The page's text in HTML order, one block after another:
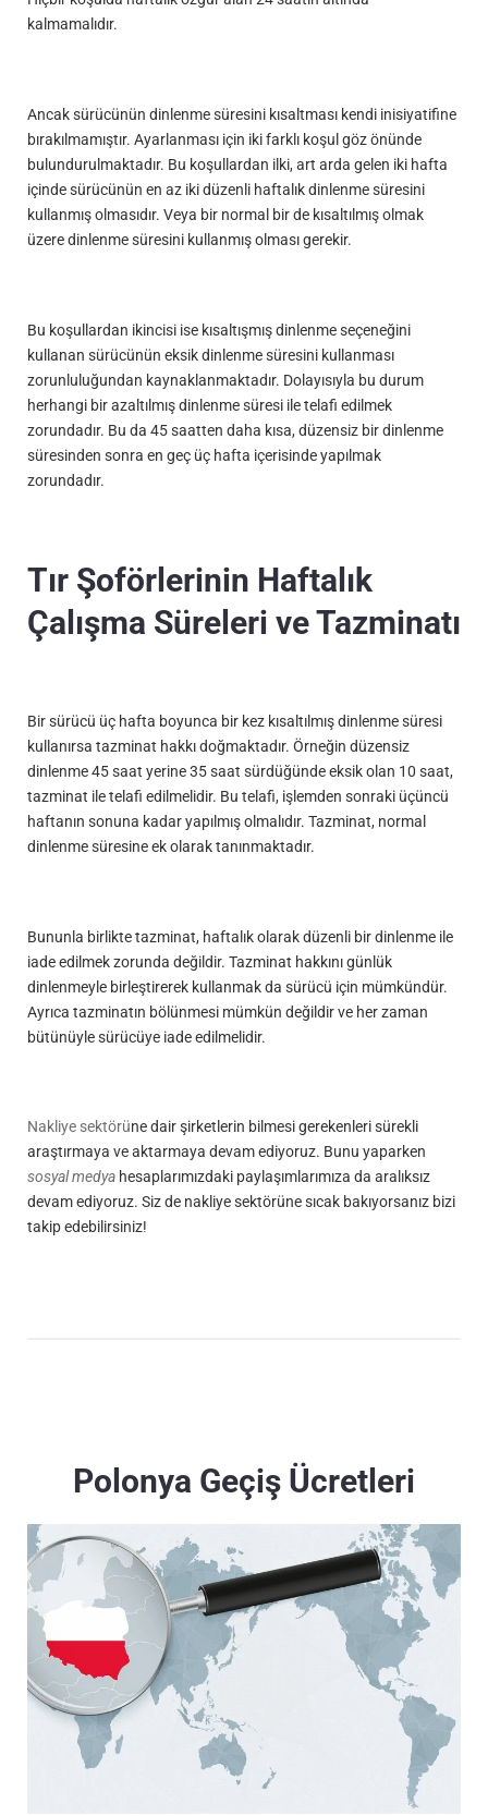
kalmamalıdır.
Ancak sürücünün dinlenme süresini kısaltması kendi inisiyatifine
bırakılmamıştır. Ayarlanması için iki farklı koşul göz önünde
bulundurulmaktadır. Bu koşullardan ilki, art arda gelen iki hafta
içinde sürücünün en az iki düzenli haftalık dinlenme süresini
kullanmış olmasıdır. Veya bir normal bir de kısaltılmış olmak
üzere dinlenme süresini kullanmış olması gerekir.
Bu koşullardan ikincisi ise kısaltışmış dinlenme seçeneğini
kullanan sürücünün eksik dinlenme süresini kullanması
zorunluluğundan kaynaklanmaktadır. Dolayısıyla bu durum
herhangi bir azaltılmış dinlenme süresi ile telafi edilmek
zorundadır. Bu da 45 saatten daha kısa, düzensiz bir dinlenme
süresinden sonra en geç üç hafta içerisinde yapılmak
zorundadır.
Tır Şoförlerinin Haftalık
Çalışma Süreleri ve Tazminatı
Bir sürücü üç hafta boyunca bir kez kısaltılmış dinlenme süresi
kullanırsa tazminat hakkı doğmaktadır. Örneğin düzensiz
dinlenme 45 saat yerine 35 saat sürdüğünde eksik olan 10 saat,
tazminat ile telafi edilmelidir. Bu telafi, işlemden sonraki üçüncü
haftanın sonuna kadar yapılmış olmalıdır. Tazminat, normal
dinlenme süresine ek olarak tanınmaktadır.
Bununla birlikte tazminat, haftalık olarak düzenli bir dinlenme ile
iade edilmek zorunda değildir. Tazminat hakkını günlük
dinlenmeyle birleştirerek kullanmak da sürücü için mümkündür.
Ayrıca tazminatın bölünmesi mümkün değildir ve her zaman
bütünüyle sürücüye iade edilmelidir.
Nakliye sektörüne dair şirketlerin bilmesi gerekenleri sürekli
araştırmaya ve aktarmaya devam ediyoruz. Bunu yaparken
sosyal medya hesaplarımızdaki paylaşımlarımıza da aralıksız
devam ediyoruz. Siz de nakliye sektörüne sıcak bakıyorsanız bizi
takip edebilirsiniz!
Polonya Geçiş Ücretleri